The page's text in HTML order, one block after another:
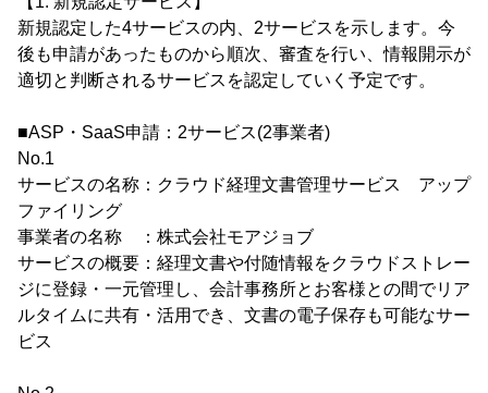
新規認定した4サービスの内、2サービスを示します。今
後も申請があったものから順次、審査を行い、情報開示が
適切と判断されるサービスを認定していく予定です。
■ASP・SaaS申請：2サービス(2事業者)
No.1
サービスの名称：クラウド経理文書管理サービス アップ
ファイリング
事業者の名称 ：株式会社モアジョブ
サービスの概要：経理文書や付随情報をクラウドストレー
ジに登録・一元管理し、会計事務所とお客様との間でリア
ルタイムに共有・活用でき、文書の電子保存も可能なサー
ビス